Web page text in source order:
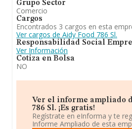
Grupo Sector
Comercio
Cargos
Encontrados 3 cargos en esta
Ver cargos de Aidy Food 786 Sl.
Responsabilidad Social
Ver Información
Cotiza en Bolsa
NO
Ver el informe ampliado
786 Sl. ¡Es gratis!
Regístrate en eInforma y te
Informe Ampliado de esta